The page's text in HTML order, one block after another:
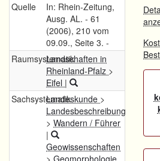
Quelle
In: Rhein-Zeitung,
Ausg. AL. - 61
(2006), 210 vom
09.09., Seite 3. -
RaumsystematikLandschaften in
Rheinland-Pfalz >
Eifel |
SachsystematikLandeskunde >
Landesbeschreibung
> Wandern / Führer
|
Geowissenschaften
> Geomorphologie